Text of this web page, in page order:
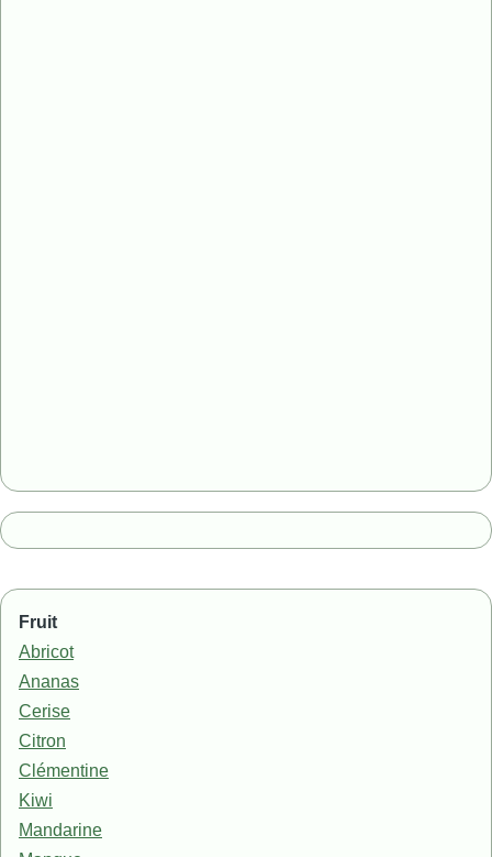
Fruit
Abricot
Ananas
Cerise
Citron
Clémentine
Kiwi
Mandarine